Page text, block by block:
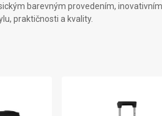
Traveler 7.0
barevným provedením,
praktičnosti a kvality.